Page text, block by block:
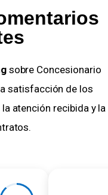
sobre Concesionario
satisfacción de los
atención recibida y la